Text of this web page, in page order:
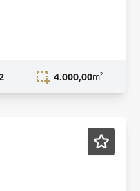
4.000,00m²